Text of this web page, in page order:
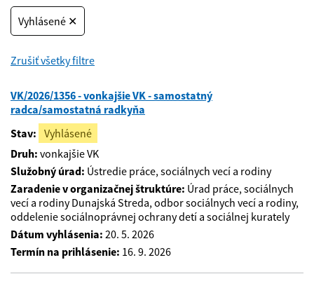
Vyhlásené ✕
Zrušiť všetky filtre
VK/2026/1356 - vonkajšie VK - samostatný
radca/samostatná radkyňa
Stav: Vyhlásené
Druh: vonkajšie VK
Služobný úrad: Ústredie práce, sociálnych vecí a rodiny
Zaradenie v organizačnej štruktúre: Úrad práce, sociálnych
vecí a rodiny Dunajská Streda, odbor sociálnych vecí a rodiny,
oddelenie sociálnoprávnej ochrany detí a sociálnej kurately
Dátum vyhlásenia: 20. 5. 2026
Termín na prihlásenie: 16. 9. 2026